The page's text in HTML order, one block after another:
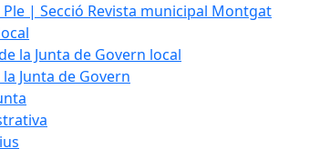
Ple | Secció Revista municipal Montgat
la Junta de Govern local
Junta de Govern